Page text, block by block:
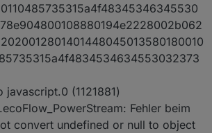
(1121881)
Fehler beim
convert undefined or null to object